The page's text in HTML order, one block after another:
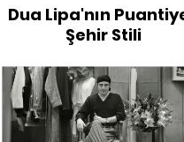
Dua Lipa'nın
Şehir Stili